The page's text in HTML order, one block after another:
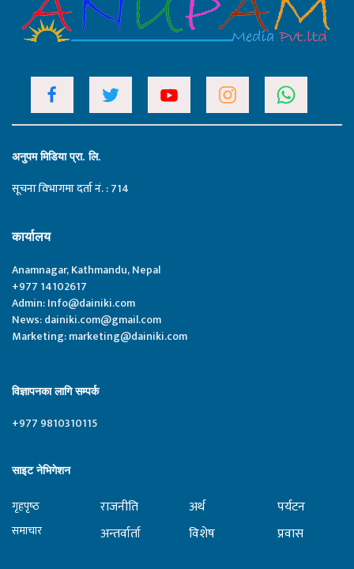
अनुपम मिडिया प्रा. लि.
सूचना विभागमा दर्ता नं. : 714
कार्यालय
Anamnagar, Kathmandu, Nepal
+977 14102617
Admin:Info@dainiki.com
News:dainiki.com@gmail.com
Marketing:marketing@dainiki.com
विज्ञापनका लागि सम्पर्क
+977 9810310115
साइट नेभिगेशन
गृहपृष्‍ठ
समाचार
राजनीति
अन्तर्वार्ता
अर्थ
विशेष
पर्यटन
प्रवास